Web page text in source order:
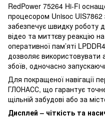
RedPower 75264 Hi-Fi
процесором Unisoc
забезпечує швидку роботу
відео та миттєву реакцію
оперативної пам’яті
дозволяє використовувати
збоїв, одночасно
Для покращеної навігації
ГЛОНАСС, що гарантує
щільній забудові або за
Дисплей – чіткість та